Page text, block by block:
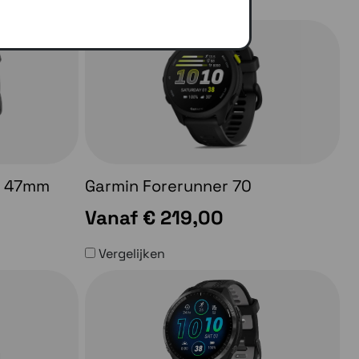
Garmin Forerunner 70
Vanaf € 219,00
Vergelijken